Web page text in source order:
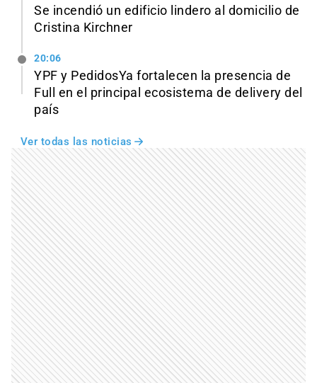
Se incendió un edificio lindero al domicilio de
Cristina Kirchner
20:06
YPF y PedidosYa fortalecen la presencia de
Full en el principal ecosistema de delivery del
país
Ver todas las noticias